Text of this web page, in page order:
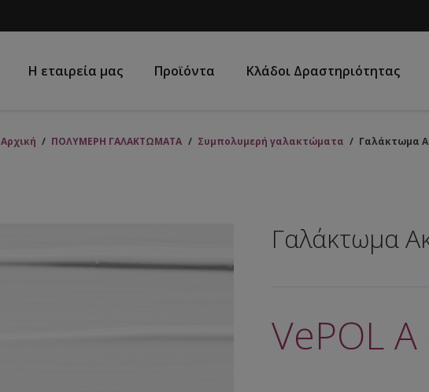
Η εταιρεία μας Προϊόντα Κλάδοι Δραστηριότητας
Αρχική / ΠΟΛΥΜΕΡΗ ΓΑΛΑΚΤΩΜΑΤΑ / Συμπολυμερή γαλακτώματα / Γαλάκτωμα
Γαλάκτωμα
VePOL